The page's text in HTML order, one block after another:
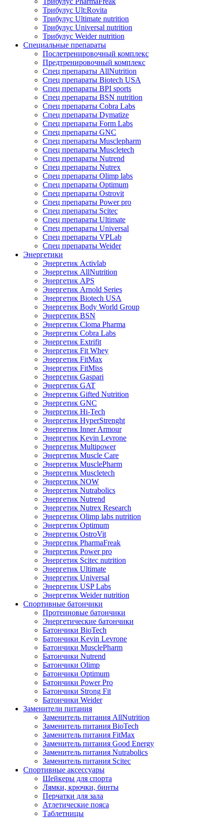
Трибулус Ult:Rovita
Трибулус Ultimate nutrition
Трибулус Universal nutrition
Трибулус Weider nutrition
Специальные препараты
Послетренировочный комплекс
Предтренировочный комплекс
Спец препараты AllNutrition
Спец препараты Biotech USA
Спец препараты BPI sports
Спец препараты BSN nutrition
Спец препараты Cobra Labs
Спец препараты Dymatize
Спец препараты Form Labs
Спец препараты GNC
Спец препараты Musclepharm
Спец препараты Muscletech
Спец препараты Nutrend
Спец препараты Nutrex
Спец препараты Olimp labs
Спец препараты Optimum
Спец препараты Ostrovit
Спец препараты Power pro
Спец препараты Scitec
Спец препараты Ultimate
Спец препараты Universal
Спец препараты VPLab
Спец препараты Weider
Энергетики
Энергетик Activlab
Энергетик AllNutrition
Энергетик APS
Энергетик Arnold Series
Энергетик Biotech USA
Энергетик Body World Group
Энергетик BSN
Энергетик Cloma Pharma
Энергетик Cobra Labs
Энергетик Extrifit
Энергетик Fit Whey
Энергетик FitMax
Энергетик FitMiss
Энергетик Gaspari
Энергетик GAT
Энергетик Gifted Nutrition
Энергетик GNC
Энергетик Hi-Tech
Энергетик HyperStrenght
Энергетик Inner Armour
Энергетик Kevin Levrone
Энергетик Multipower
Энергетик Muscle Care
Энергетик MusclePharm
Энергетик Muscletech
Энергетик NOW
Энергетик Nutrabolics
Энергетик Nutrend
Энергетик Nutrex Research
Энергетик Olimp labs nutrition
Энергетик Optimum
Энергетик OstroVit
Энергетик PharmaFreak
Энергетик Power pro
Энергетик Scitec nutrition
Энергетик Ultimate
Энергетик Universal
Энергетик USP Labs
Энергетик Weider nutrition
Спортивные батончики
Протеиновые батончики
Энергетические батончики
Батончики BioTech
Батончики Kevin Levrone
Батончики MusclePharm
Батончики Nutrend
Батончики Olimp
Батончики Optimum
Батончики Power Pro
Батончики Strong Fit
Батончики Weider
Заменители питания
Заменитель питания AllNutrition
Заменитель питания BioTech
Заменитель питания FitMax
Заменитель питания Good Energy
Заменитель питания Nutrabolics
Заменитель питания Scitec
Спортивные аксессуары
Шейкеры для спорта
Лямки, крючки, бинты
Перчатки для зала
Атлетические пояса
Таблетницы